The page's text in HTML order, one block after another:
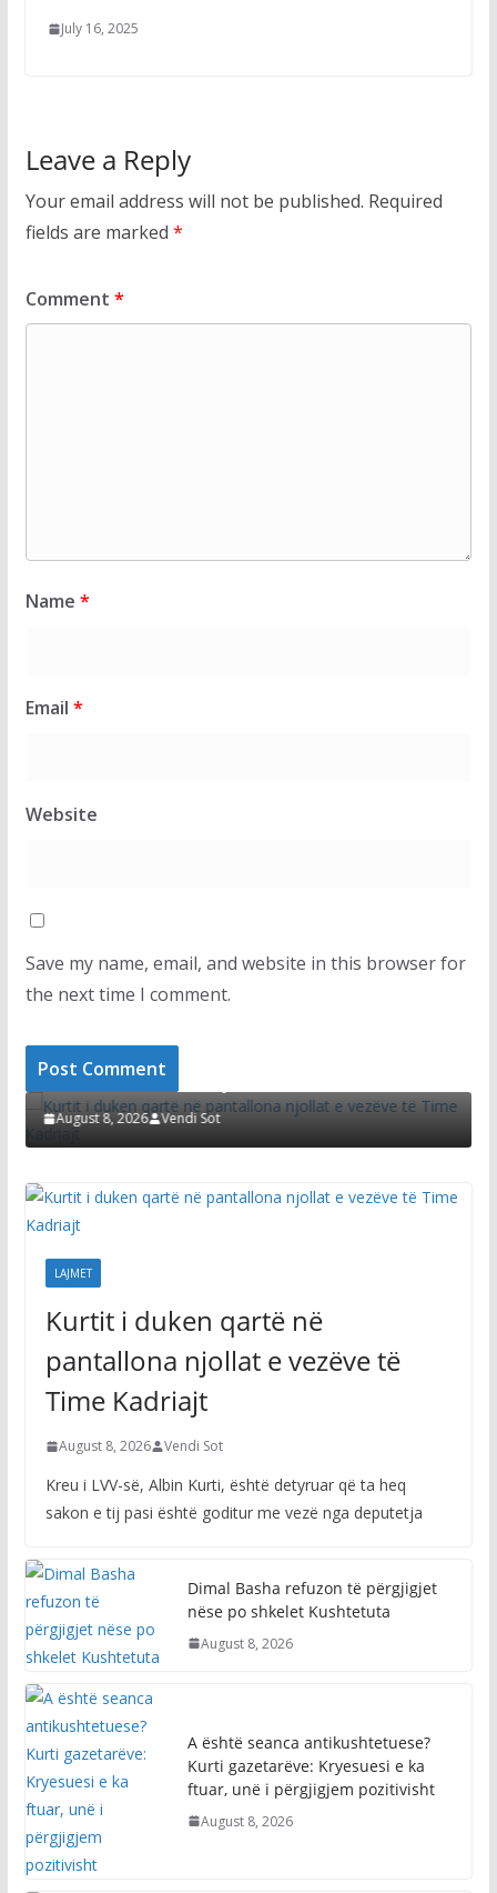
July 16, 2025
Leave a Reply
Your email address will not be published. Required
fields are marked *
Comment *
Name *
Email *
Website
Save my name, email, and website in this browser for
the next time I comment.
Kurtit i duken qartë në pantallona njollat e
vezëve të Time Kadriajt
August 8, 2026 Vendi Sot
LAJMET
Kurtit i duken qartë në
pantallona njollat e vezëve të
Time Kadriajt
August 8, 2026 Vendi Sot
Kreu i LVV-së, Albin Kurti, është detyruar që ta heq
sakon e tij pasi është goditur me vezë nga deputetja
Dimal Basha refuzon të përgjigjet
nëse po shkelet Kushtetuta
August 8, 2026
A është seanca antikushtetuese?
Kurti gazetarëve: Kryesuesi e ka
ftuar, unë i përgjigjem pozitivisht
August 8, 2026